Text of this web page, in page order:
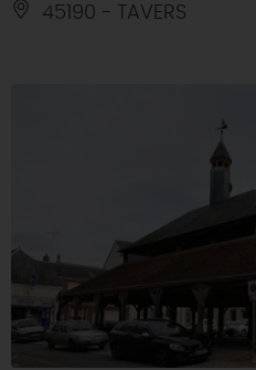
45190 - TAVERS